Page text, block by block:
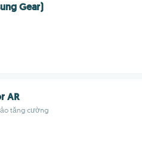
Gear)
AR
tăng cường